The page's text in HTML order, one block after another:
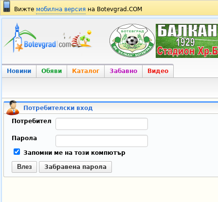
Вижте мобилна версия на Botevgrad.COM
Новини Обяви Каталог Забавно Видео
Потребителски вход
Потребител
Парола
Запомни ме на този компютър
Влез Забравена парола